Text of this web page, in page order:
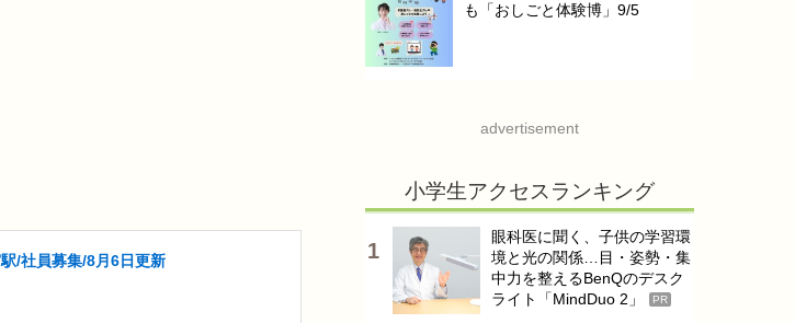
/社員募集/8月6日更新
も「おしごと体験博」9/5
advertisement
小学生アクセスランキング
眼科医に聞く、子供の学習環
境と光の関係…目・姿勢・集
中力を整えるBenQのデスク
ライト「MindDuo 2」
PR